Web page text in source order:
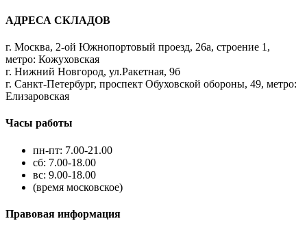
АДРЕСА СКЛАДОВ
г. Москва, 2-ой Южнопортовый проезд, 26а, строение 1,
метро: Кожуховская
г. Нижний Новгород, ул.Ракетная, 9б
г. Санкт-Петербург, проспект Обуховской обороны, 49, метро:
Елизаровская
Часы работы
пн-пт: 7.00-21.00
сб: 7.00-18.00
вс: 9.00-18.00
(время московское)
Правовая информация